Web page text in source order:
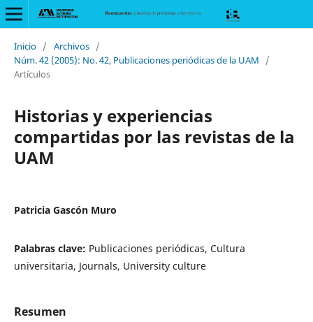
Inicio / Archivos /
Núm. 42 (2005): No. 42, Publicaciones periódicas de la UAM
/
Artículos
Historias y experiencias
compartidas por las revistas de la
UAM
Patricia Gascón Muro
Palabras clave: Publicaciones periódicas, Cultura
universitaria, Journals, University culture
Resumen